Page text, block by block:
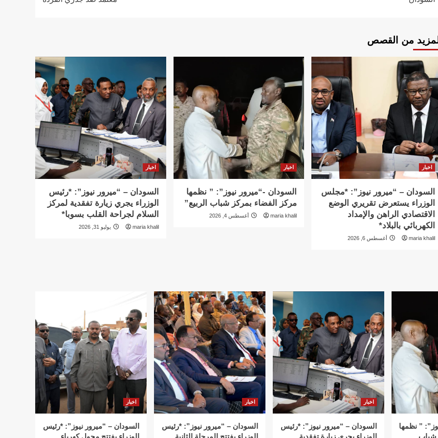
من القصص
اخبار
السودان – “ميرور نيوز”: *مجلس
الوزراء يستعرض تقريري الوضع
الاقتصادي الراهن والإمداد
الكهربائي بالبلاد*
maria khalil أغسطس 6, 2026
اخبار
السودان -“ميرور نيوز”: ” نظمها
مركز الفضاء بمركز شباب الربيع”
maria khalil أغسطس 4, 2026
اخبار
السودان – “ميرور نيوز”: *رئيس
الوزراء يجري زيارة تفقدية لمركز
السلام لجراحة القلب بسوبا*
maria khalil يوليو 31, 2026
” نظمها
اخبار
السودان – “ميرور نيوز”: *رئيس
اخبار
السودان – “ميرور نيوز”: *رئيس
اخبار
السودان – “ميرور نيوز”: *رئيس